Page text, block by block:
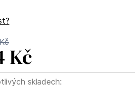
Kč
skladech: